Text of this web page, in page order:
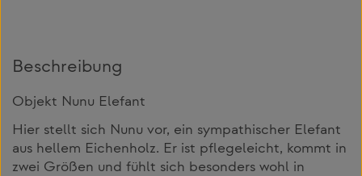
Beschreibung
Objekt Nunu Elefant
Hier stellt sich Nunu vor, ein sympathischer Elefant
aus hellem Eichenholz. Er ist pflegeleicht, kommt in
zwei Größen und fühlt sich besonders wohl in